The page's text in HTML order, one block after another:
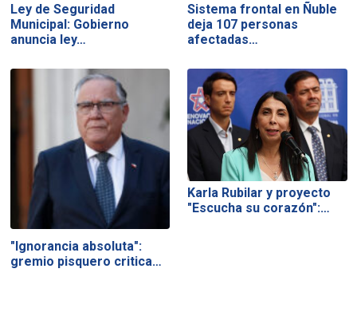
Ley de Seguridad
Municipal: Gobierno
anuncia ley…
Sistema frontal en Ñuble
deja 107 personas
afectadas…
"Ignorancia absoluta":
gremio pisquero critica…
Karla Rubilar y proyecto
"Escucha su corazón":…